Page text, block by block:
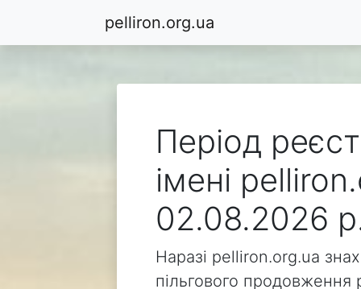
pelliron.org.ua
Період
імені
02.08.2026
Наразі pelliron.org.ua
пільгового продовження